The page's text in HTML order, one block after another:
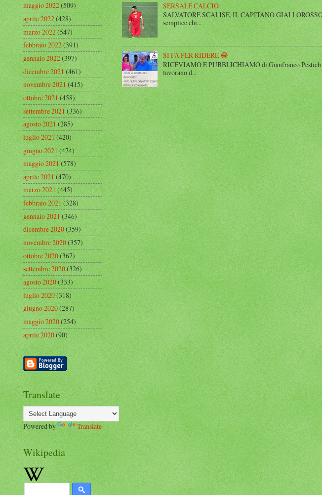
SERSALE CALCIO
SALVATORE SCALISE, IL CAPITANO
semplice chi...
SI FA PER RIDERE 😂
RICEVIAMO E PUBBLICHIAMO di Gianfranco Pestich
lavorano d...
maggio 2022(509)
aprile 2022(428)
marzo 2022(547)
febbraio 2022(391)
gennaio 2022(397)
dicembre 2021(461)
novembre 2021(415)
ottobre 2021(458)
settembre 2021(336)
agosto 2021(285)
luglio 2021(420)
giugno 2021(474)
maggio 2021(578)
aprile 2021(470)
marzo 2021(445)
febbraio 2021(328)
gennaio 2021(346)
dicembre 2020(359)
novembre 2020(357)
ottobre 2020(367)
settembre 2020(326)
agosto 2020(333)
luglio 2020(318)
giugno 2020(287)
maggio 2020(254)
aprile 2020(90)
Translate
Powered by Translate
Wikipedia